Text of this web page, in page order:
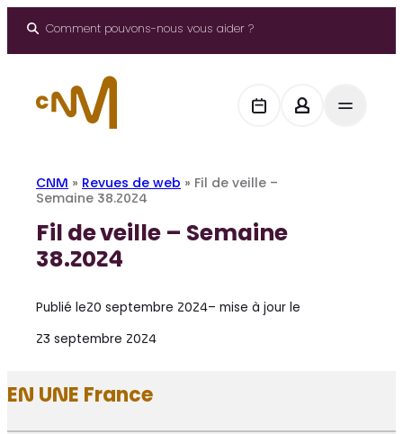
Comment pouvons-nous vous aider ?
CNM » Revues de web » Fil de veille –
Semaine 38.2024
Fil de veille – Semaine
38.2024
Publié le20 septembre 2024– mise à jour le
23 septembre 2024
EN UNE France